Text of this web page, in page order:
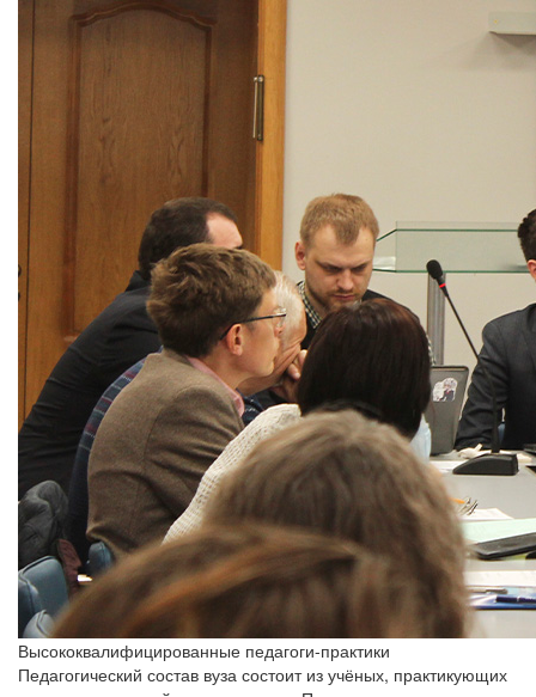
Высококвалифицированные педагоги-практики
Педагогический состав вуза состоит из учёных, практикующих